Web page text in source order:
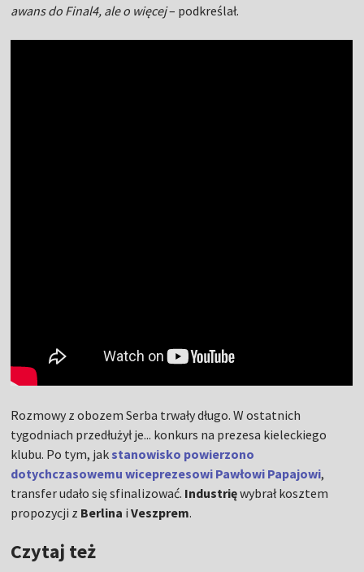
awans do Final4, ale o więcej– podkreślał.
Rozmowy z obozem Serba trwały długo. W ostatnich
tygodniach przedłużył je... konkurs na prezesa kieleckiego
klubu. Po tym, jak stanowisko powierzono
dotychczasowemu wiceprezesowi Pawłowi Papajowi,
transfer udało się sfinalizować. Industrięwybrał kosztem
propozycji z Berlina iVeszprem.
Czytaj też